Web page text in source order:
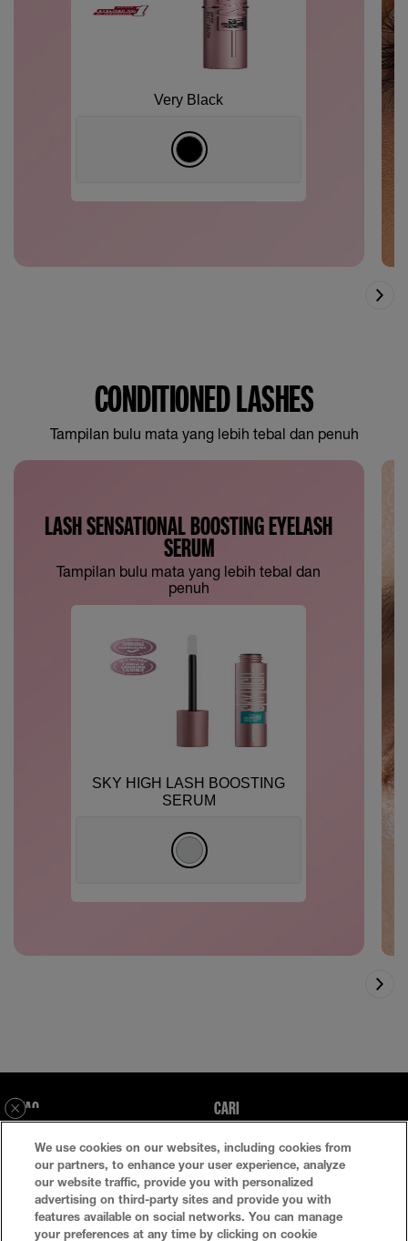
WHATSAPP
Very Black
CONDITIONED LASHES
Tampilan bulu mata yang lebih tebal dan penuh
LASH SENSATIONAL BOOSTING EYELASH
SERUM
Tampilan bulu mata yang lebih tebal dan
penuh
SKY HIGH LASH BOOSTING
SERUM
FAQ CARI
Kebijakan Privasi Ketentuan Penggunaan
Atur Cookie
We use cookies on our websites, including cookies from
our partners, to enhance your user experience, analyze
our website traffic, provide you with personalized
advertising on third-party sites and provide you with
features available on social networks. You can manage
your preferences at any time by clicking on cookie